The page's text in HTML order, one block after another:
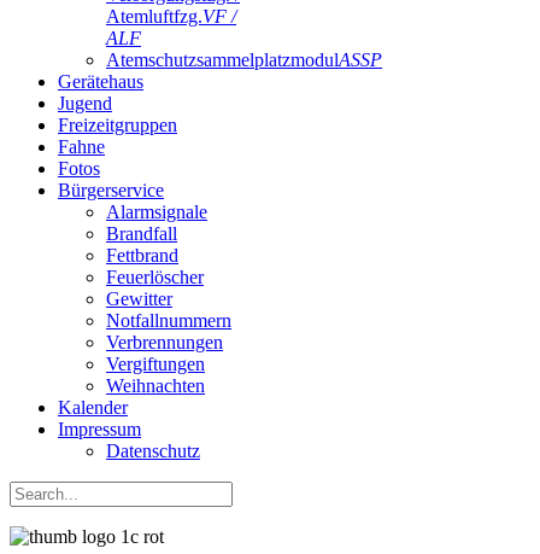
Atemluftfzg.VF /
ALF
AtemschutzsammelplatzmodulASSP
Gerätehaus
Jugend
Freizeitgruppen
Fahne
Fotos
Bürgerservice
Alarmsignale
Brandfall
Fettbrand
Feuerlöscher
Gewitter
Notfallnummern
Verbrennungen
Vergiftungen
Weihnachten
Kalender
Impressum
Datenschutz